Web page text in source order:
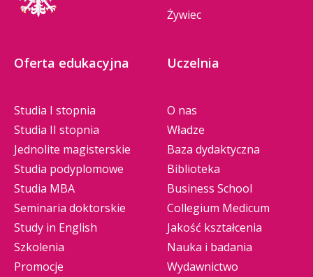
Żywiec
Oferta edukacyjna
Studia I stopnia
Studia II stopnia
Jednolite magisterskie
Studia podyplomowe
Studia MBA
Seminaria doktorskie
Study in English
Szkolenia
Promocje
Uczelnia
O nas
Władze
Baza dydaktyczna
Biblioteka
Business School
Collegium Medicum
Jakość kształcenia
Nauka i badania
Wydawnictwo